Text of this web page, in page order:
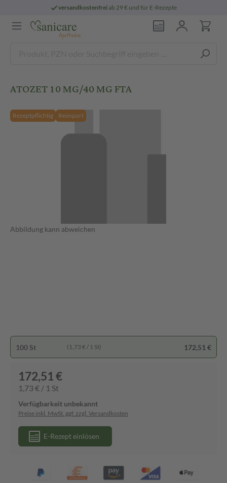
versandkostenfreiab 29 € und für E-Rezepte
ATOZET 10 MG/40 MG FTA
Rezeptpflichtig Reimport
Abbildung kann abweichen
100 St (1,73 € / 1 St) 172,51 €
172,51 €
1,73 € / 1 St
Verfügbarkeit unbekannt
Preise inkl. MwSt. ggf. zzgl. Versandkosten
E-Rezept einlösen